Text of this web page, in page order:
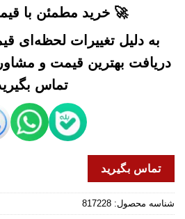
🚀 خرید مطمئن با
به دلیل تغییرات لحظه‌ای
دریافت بهترین قیمت و
تماس
تماس بگیرید
شناسه محصول: 817228